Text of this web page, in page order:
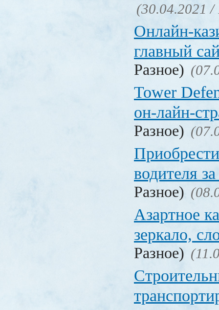
(30.04.2021 /
Онлайн-
главный
Разное)
Tower
он-лайн-
Разное)
водителя
Разное)
Азартное
зеркало,
Разное)